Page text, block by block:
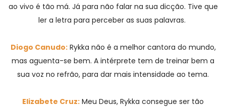
ao vivo é tão má. Já para não falar na sua dicção. Tive que
ler a letra para perceber as suas palavras.
Diogo Canudo:Rykka não é a melhor cantora do mundo,
mas aguenta-se bem. A intérprete tem de treinar bem a
sua voz no refrão, para dar mais intensidade ao tema.
Elizabete Cruz: Meu Deus, Rykka consegue ser tão